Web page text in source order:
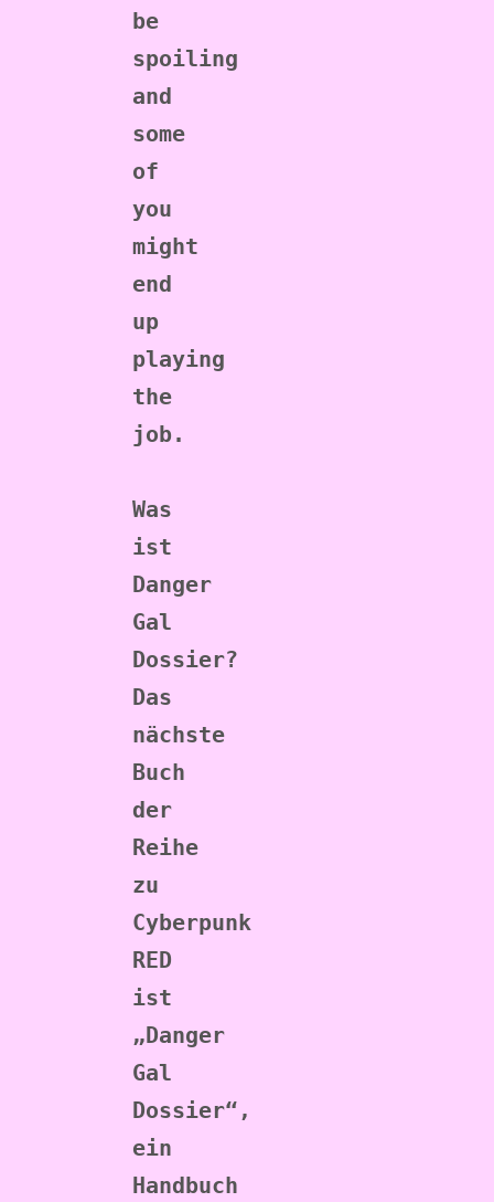
be
spoiling
and
some
of
you
might
end
up
playing
the
job.
Was
ist
Danger
Gal
Dossier?
Das
nächste
Buch
der
Reihe
zu
Cyberpunk
RED
ist
„Danger
Gal
Dossier“,
ein
Handbuch